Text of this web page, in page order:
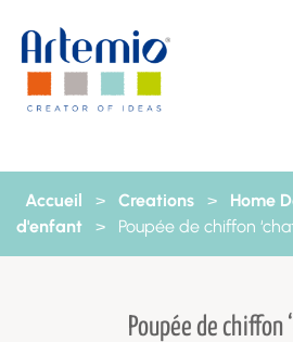
Accueil > Creations > Home
d'enfant
> Poupée de chiffon
Poupée de chiffon